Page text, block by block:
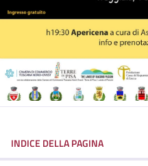
INDICE DELLA PAGINA